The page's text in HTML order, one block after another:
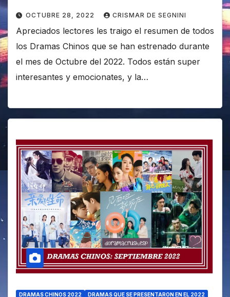
OCTUBRE 28, 2022 CRISMAR DE SEGNINI
Apreciados lectores les traigo el resumen de todos
los Dramas Chinos que se han estrenado durante
el mes de Octubre del 2022. Todos están super
interesantes y emocionates, y la…
DRAMAS CHINOS 2022 DRAMAS QUE SE PRESENTARON EN EL 2022